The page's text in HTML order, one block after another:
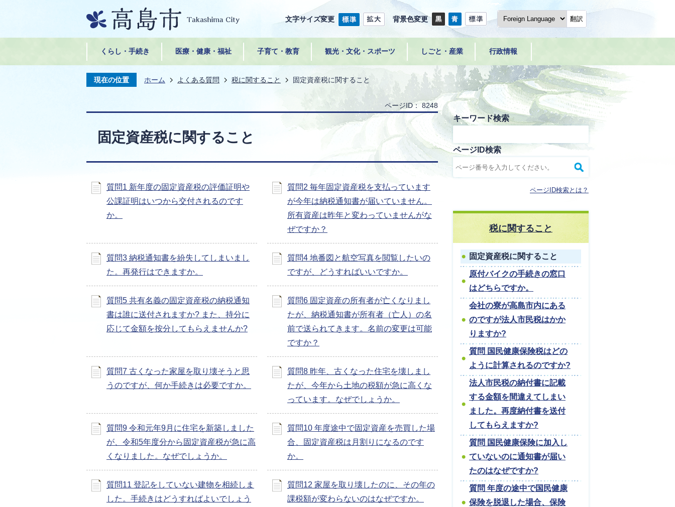
文字サイズ変更 背景色変更 翻訳
くらし・手続き 医療・健康・福祉 子育て・教育 観光・文化・スポーツ しごと・産業 行政情報
現在の位置 ホーム よくある質問 税に関すること 固定資産税に関すること
ページID： 8248
固定資産税に関すること
質問1 新年度の固定資産税の評価証明や
公課証明はいつから交付されるのです
か。
質問2 毎年固定資産税を支払っています
が今年は納税通知書が届いていません。
所有資産は昨年と変わっていませんがな
ぜですか？
質問3 納税通知書を紛失してしまいまし
た。再発行はできますか。
質問4 地番図と航空写真を閲覧したいの
ですが、どうすればいいですか。
質問5 共有名義の固定資産税の納税通知
書は誰に送付されますか? また、持分に
応じて金額を按分してもらえませんか?
質問6 固定資産の所有者が亡くなりまし
たが、納税通知書が所有者（亡人）の名
前で送られてきます。名前の変更は可能
ですか？
質問7 古くなった家屋を取り壊そうと思
うのですが、何か手続きは必要ですか。
質問8 昨年、古くなった住宅を壊しまし
たが、今年から土地の税額が急に高くな
っています。なぜでしょうか。
質問9 令和元年9月に住宅を新築しました
が、令和5年度分から固定資産税が急に高
くなりました。なぜでしょうか。
質問10 年度途中で固定資産を売買した場
合、固定資産税は月割りになるのです
か。
質問11 登記をしていない建物を相続しま
した。手続きはどうすればよいでしょう
質問12 家屋を取り壊したのに、その年の
課税額が変わらないのはなぜですか。
キーワード検索
ページID検索
ページID検索とは？
税に関すること
固定資産税に関すること
原付バイクの手続きの窓口
はどちらですか。
会社の寮が高島市内にある
のですが法人市民税はかか
りますか?
質問 国民健康保険税はどの
ように計算されるのですか?
法人市民税の納付書に記載
する金額を間違えてしまい
ました。再度納付書を送付
してもらえますか?
質問 国民健康保険に加入し
ていないのに通知書が届い
たのはなぜですか?
質問 年度の途中で国民健康
保険を脱退した場合、保険